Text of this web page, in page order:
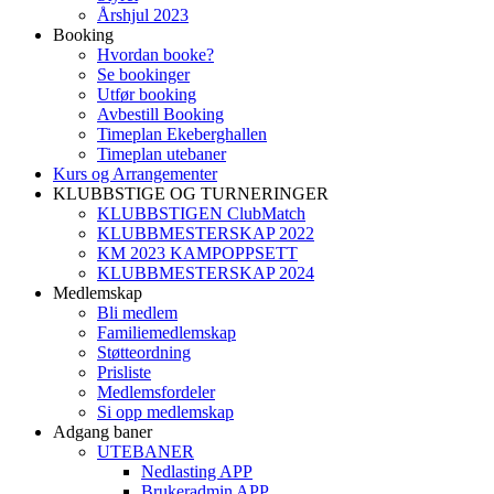
Årshjul 2023
Booking
Hvordan booke?
Se bookinger
Utfør booking
Avbestill Booking
Timeplan Ekeberghallen
Timeplan utebaner
Kurs og Arrangementer
KLUBBSTIGE OG TURNERINGER
KLUBBSTIGEN ClubMatch
KLUBBMESTERSKAP 2022
KM 2023 KAMPOPPSETT
KLUBBMESTERSKAP 2024
Medlemskap
Bli medlem
Familiemedlemskap
Støtteordning
Prisliste
Medlemsfordeler
Si opp medlemskap
Adgang baner
UTEBANER
Nedlasting APP